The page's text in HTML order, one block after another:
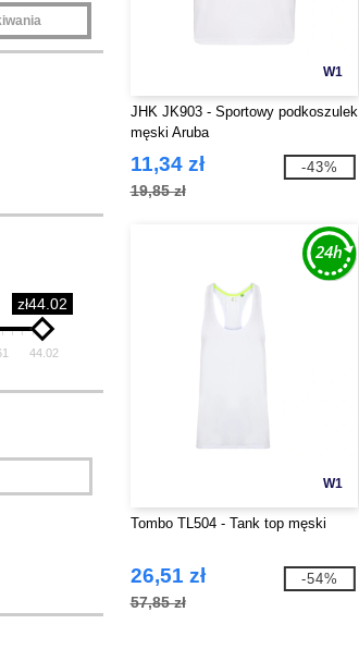
zł44.02
44.02
W1
JHK JK903 - Sportowy podkoszulek
męski Aruba
11,34 zł
19,85 zł
-43%
W1
Tombo TL504 - Tank top męski
26,51 zł
57,85 zł
-54%